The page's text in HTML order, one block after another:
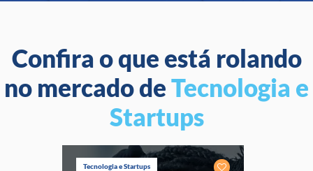
Confira o que está rolando
no mercado deTecnologia e
Startups
Tecnologia e Startups